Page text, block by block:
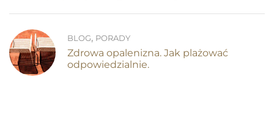
BLOG, PORADY
Zdrowa opalenizna. Jak plażować
odpowiedzialnie.